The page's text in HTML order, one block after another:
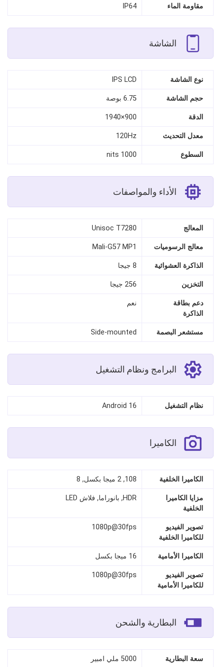
مقاومة الماء IP64
الشاشة
نوع الشاشة IPS LCD
حجم الشاشة 6.75 بوصة
الدقة 900×1940
معدل التحديث 120Hz
السطوع 1000 nits
الأداء والمواصفات
المعالج Unisoc T7280
معالج الرسوميات Mali-G57 MP1
الذاكرة العشوائية 8 جيجا
التخزين 256 جيجا
دعم بطاقة
الذاكرة
نعم
مستشعر البصمة Side-mounted
البرامج ونظام التشغيل
نظام التشغيل Android 16
الكاميرا
الكاميرا الخلفية 108, 2 ميجا بكسل, 8
مزايا الكاميرا
الخلفية
HDR, بانوراما, فلاش LED
تصوير الفيديو
للكاميرا الخلفية
1080p@30fps
الكاميرا الأمامية 16 ميجا بكسل
تصوير الفيديو
للكاميرا الأمامية
1080p@30fps
البطارية والشحن
سعة البطارية 5000 ملي امبير